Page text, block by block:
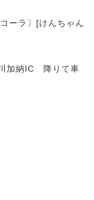
ーラ〕[けんちゃん
加納IC 降りて車